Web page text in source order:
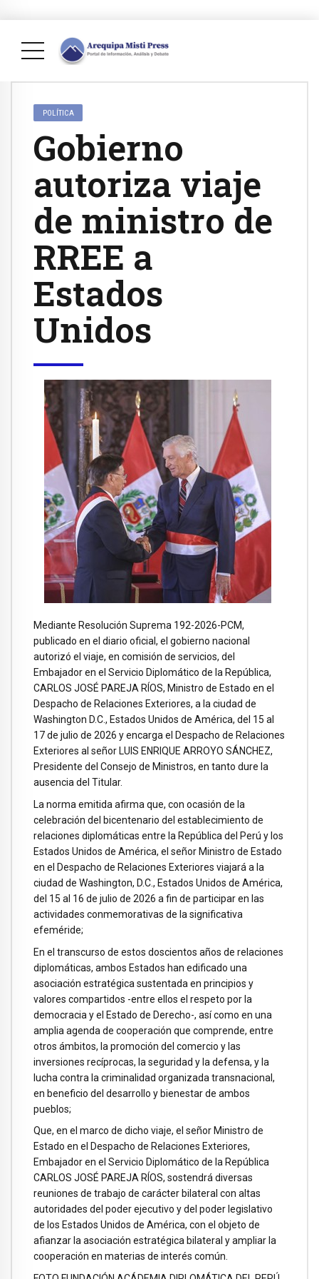
POLÍTICA
Gobierno
autoriza viaje
de ministro de
RREE a
Estados
Unidos
Mediante Resolución Suprema 192-2026-PCM,
publicado en el diario oficial, el gobierno nacional
autorizó el viaje, en comisión de servicios, del
Embajador en el Servicio Diplomático de la República,
CARLOS JOSÉ PAREJA RÍOS, Ministro de Estado en el
Despacho de Relaciones Exteriores, a la ciudad de
Washington D.C., Estados Unidos de América, del 15 al
17 de julio de 2026 y encarga el Despacho de Relaciones
Exteriores al señor LUIS ENRIQUE ARROYO SÁNCHEZ,
Presidente del Consejo de Ministros, en tanto dure la
ausencia del Titular.
La norma emitida afirma que, con ocasión de la
celebración del bicentenario del establecimiento de
relaciones diplomáticas entre la República del Perú y los
Estados Unidos de América, el señor Ministro de Estado
en el Despacho de Relaciones Exteriores viajará a la
ciudad de Washington, D.C., Estados Unidos de América,
del 15 al 16 de julio de 2026 a fin de participar en las
actividades conmemorativas de la significativa
efeméride;
En el transcurso de estos doscientos años de relaciones
diplomáticas, ambos Estados han edificado una
asociación estratégica sustentada en principios y
valores compartidos -entre ellos el respeto por la
democracia y el Estado de Derecho-, así como en una
amplia agenda de cooperación que comprende, entre
otros ámbitos, la promoción del comercio y las
inversiones recíprocas, la seguridad y la defensa, y la
lucha contra la criminalidad organizada transnacional,
en beneficio del desarrollo y bienestar de ambos
pueblos;
Que, en el marco de dicho viaje, el señor Ministro de
Estado en el Despacho de Relaciones Exteriores,
Embajador en el Servicio Diplomático de la República
CARLOS JOSÉ PAREJA RÍOS, sostendrá diversas
reuniones de trabajo de carácter bilateral con altas
autoridades del poder ejecutivo y del poder legislativo
de los Estados Unidos de América, con el objeto de
afianzar la asociación estratégica bilateral y ampliar la
cooperación en materias de interés común.